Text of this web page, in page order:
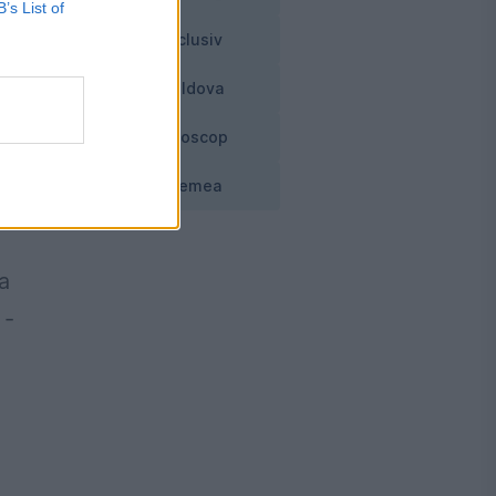
List of
-
Exclusiv
Moldova
Horoscop
Vremea